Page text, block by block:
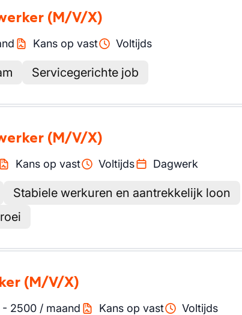
(M/V/X)
Kans op vast Voltijds
Servicegerichte job
(M/V/X)
Kans op vast Voltijds Dagwerk
Stabiele werkuren en aantrekkelijk loon
(M/V/X)
- 2500 / maand Kans op vast Voltijds